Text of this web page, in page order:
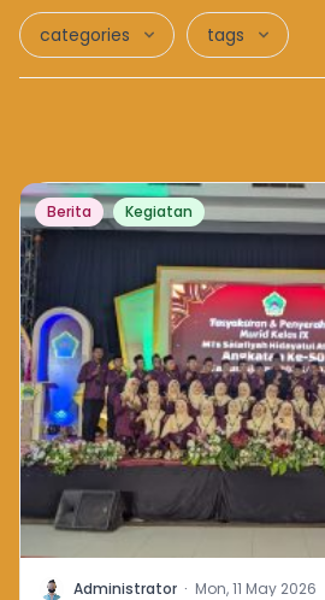
categories tags
Berita Kegiatan
A Administrator · Mon, 11 May 2026